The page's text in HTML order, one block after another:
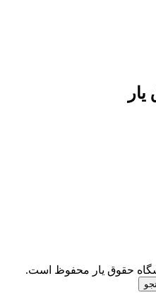
حقوق یار محفوظ است.